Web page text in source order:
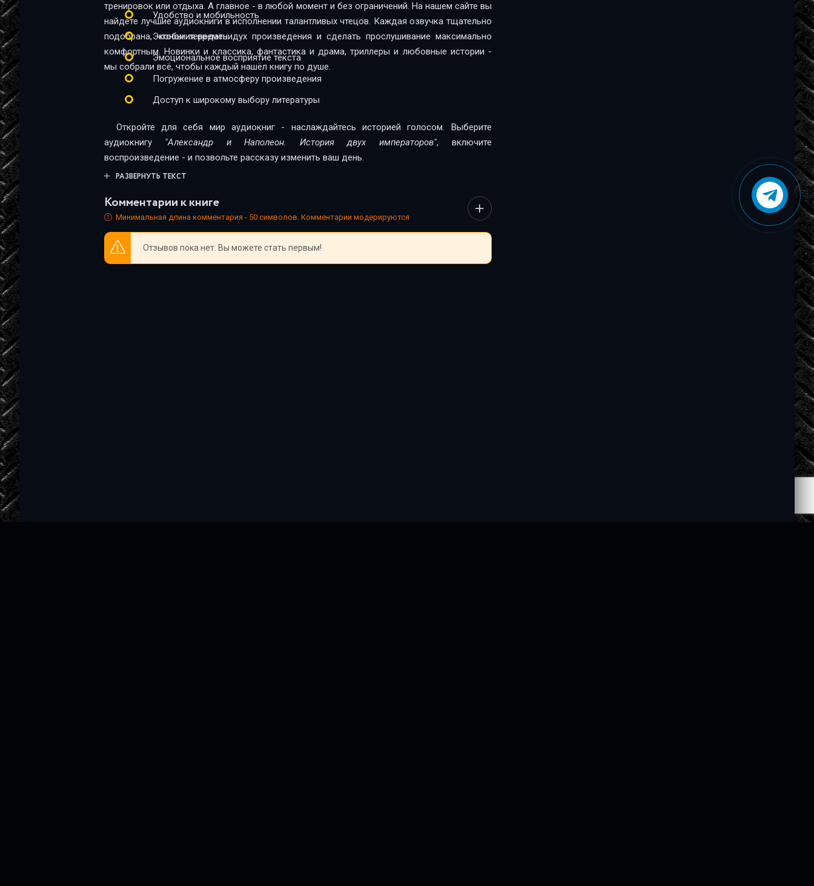
тренировок или отдыха. А главное - в любой момент и без ограничений. На нашем сайте вы
найдёте лучшие аудиокниги в исполнении талантливых чтецов. Каждая озвучка тщательно
подобрана, чтобы передать дух произведения и сделать прослушивание максимально
комфортным. Новинки и классика, фантастика и драма, триллеры и любовные истории -
мы собрали всё, чтобы каждый нашёл книгу по душе.
Удобство и мобильность
Экономия времени
Эмоциональное восприятие текста
Погружение в атмосферу произведения
Доступ к широкому выбору литературы
Откройте для себя мир аудиокниг - наслаждайтесь историей голосом. Выберите
аудиокнигу "Александр и Наполеон. История двух императоров", включите
воспроизведение - и позвольте рассказу изменить ваш день.
РАЗВЕРНУТЬ ТЕКСТ
Комментарии к книге
Минимальная длина комментария - 50 символов. Комментарии модерируются
Отзывов пока нет. Вы можете стать первым!